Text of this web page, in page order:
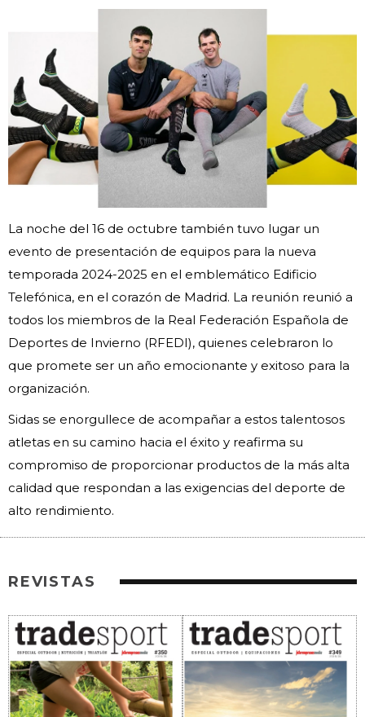
La noche del 16 de octubre también tuvo lugar un
evento de presentación de equipos para la nueva
temporada 2024-2025 en el emblemático Edificio
Telefónica, en el corazón de Madrid. La reunión reunió a
todos los miembros de la Real Federación Española de
Deportes de Invierno (RFEDI), quienes celebraron lo
que promete ser un año emocionante y exitoso para la
organización.
Sidas se enorgullece de acompañar a estos talentosos
atletas en su camino hacia el éxito y reafirma su
compromiso de proporcionar productos de la más alta
calidad que respondan a las exigencias del deporte de
alto rendimiento.
REVISTAS